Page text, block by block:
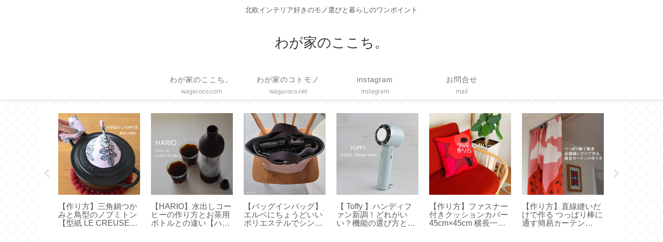
北欧インテリア好きのモノ選びと暮らしのワンポイント
わが家のここち。
わが家のここち。
wagacoco.com
わが家のコトモノ
wagacoco.net
instagram
instagram
お問合せ
mail
【作り方】枕カバーは
直線縫いで簡単ハンド
メイド【 43cm×63cm
【 STARBUCKS 】ス
マトラ マサ デパン 3種
どれを選ぶ？【スター
【コーヒースケール】
タイムモアの便利機能
と使い方【 Black
【作り方】ヒダのある
カーテンをハンドメイ
ド【カーテンレールに
【 VAKUEN 】使いや
すいサイズはどれ？容
器と水切りトレイのサ
【無印良品】取り外し
て洗えるテープが便
利！帽子の汚れ防止テ